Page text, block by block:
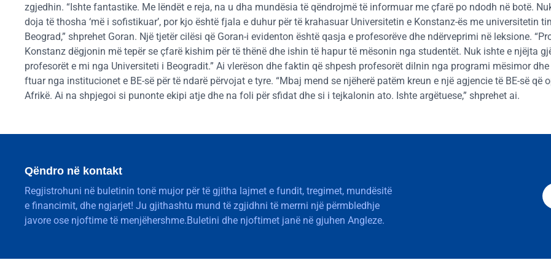
zgjedhin. “Ishte fantastike. Me lëndët e reja, na u dha mundësia të qëndrojmë të informuar me çfarë po ndodh në botë.
doja të thosha ‘më i sofistikuar’, por kjo është fjala e duhur për të krahasuar Universitetin e Konstanz-ës me universitetin
Beograd,” shprehet Goran. Një tjetër cilësi që Goran-i evidenton është qasja e profesorëve dhe ndërveprimi në leksione.
Konstanz dëgjonin më tepër se çfarë kishim për të thënë dhe ishin të hapur të mësonin nga studentët. Nuk ishte e njëjta
profesorët e mi nga Universiteti i Beogradit.” Ai vlerëson dhe faktin që shpesh profesorët dilnin nga programi mësimor
ftuar nga institucionet e BE-së për të ndarë përvojat e tyre. “Mbaj mend se njëherë patëm kreun e një agjencie të BE-së që
Afrikë. Ai na shpjegoi si punonte ekipi atje dhe na foli për sfidat dhe si i tejkalonin ato. Ishte argëtuese,” shprehet ai.
Qëndro në kontakt
Regjistrohuni në buletinin tonë mujor për të gjitha lajmet e fundit, tregimet, mundësitë
e financimit, dhe ngjarjet! Ju gjithashtu mund të zgjidhni të merrni një përmbledhje
javore ose njoftime të menjëhershme.Buletini dhe njoftimet janë në gjuhen Angleze.